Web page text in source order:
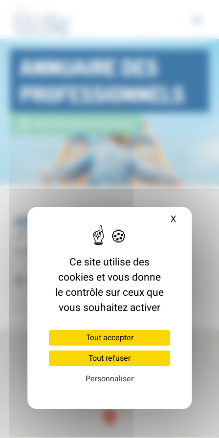
ANNUAIRE DES
PROFESSIONNELS
AIRBEE
Entreprise de travaux
67700 Monswiller
Retour à l'annuaire
Ce site utilise des
cookies et vous donne
le contrôle sur ceux que
vous souhaitez activer
Tout accepter
Tout refuser
Personnaliser
XMasquer